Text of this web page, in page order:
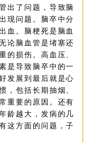
出了问题，导致脑
现问题。脑卒中分
血。脑梗死是脑血
论脑血管是堵塞还
的损伤。高血压、
是导致脑卒中的一
发展到最后就是心
，包括长期抽烟、
重要的原因。还有
龄越大，发病的几
这方面的问题，子